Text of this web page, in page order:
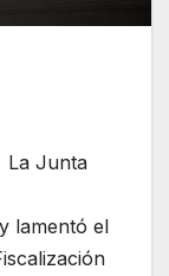
La Junta
lamentó el